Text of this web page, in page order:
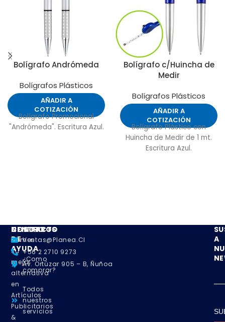
Bolígrafo Andrómeda
Bolígrafos Plásticos
AÑADIR A
COTIZACIÓN
Bolígrafo Promocional
"Andrómeda". Escritura Azul.
Bolígrafo c/Huincha de
Medir
Bolígrafos Plásticos
AÑADIR A
COTIZACIÓN
Bolígrafo Plástico con
Huincha de Medir de 1 mt.
Escritura Azul.
NOSOTROS
Somos
su
mejor
alternativa
en
Artículos
Publicitarios
&
CENTRO
DE
AYUDA
¿Como
comprar?
Todos
nuestros
servicios
CONTACTO
Ventas@planea.cl
+56 2 2710 9273
Av. Ortúzar 905 – B, Ñuñoa
A